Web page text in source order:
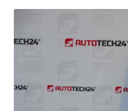
Kontakt